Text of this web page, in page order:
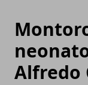
Alfredo